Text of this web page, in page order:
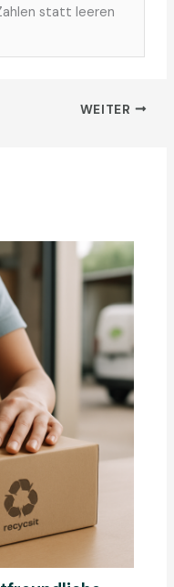
statt leeren
WEITER